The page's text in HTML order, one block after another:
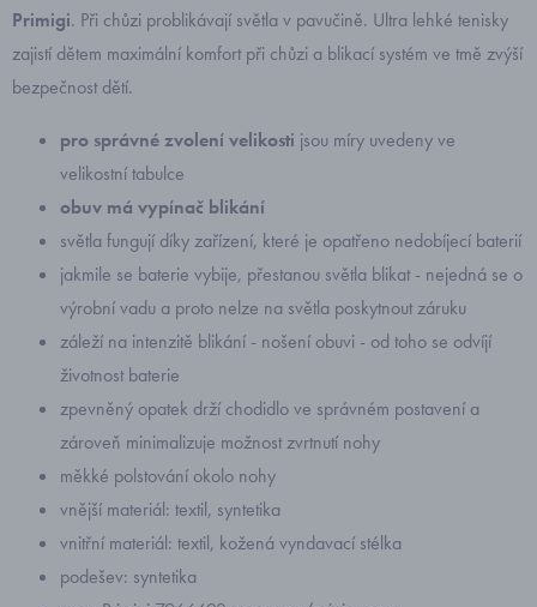
Primigi. Při chůzi problikávají světla v pavučině. Ultra lehké tenisky
zajistí dětem maximální komfort při chůzi a blikací systém ve tmě zvýší
bezpečnost dětí.
pro správné zvolení velikosti jsou míry uvedeny ve
velikostní tabulce
obuv má vypínač blikání
světla fungují díky zařízení, které je opatřeno nedobíjecí baterií
jakmile se baterie vybije, přestanou světla blikat - nejedná se o
výrobní vadu a proto nelze na světla poskytnout záruku
záleží na intenzitě blikání - nošení obuvi - od toho se odvíjí
životnost baterie
zpevněný opatek drží chodidlo ve správném postavení a
zároveň minimalizuje možnost zvrtnutí nohy
měkké polstování okolo nohy
vnější materiál: textil, syntetika
vnitřní materiál: textil, kožená vyndavací stélka
podešev: syntetika